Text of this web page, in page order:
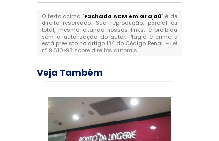
O texto acima "Fachada ACM em Grajaú" é de
direito reservado. Sua reprodução, parcial ou
total, mesmo citando nossos links, é proibida
sem a autorização do autor. Plágio é crime e
está previsto no artigo 184 do Código Penal. – Lei
n° 9.610-98 sobre direitos autorais.
Veja Também